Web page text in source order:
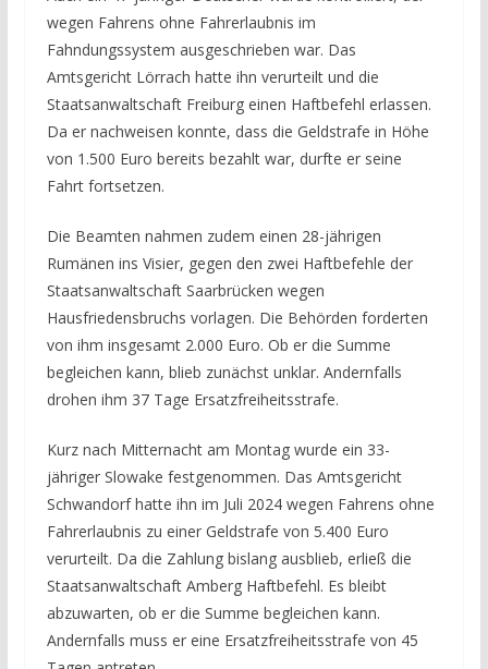
wegen Fahrens ohne Fahrerlaubnis im
Fahndungssystem ausgeschrieben war. Das
Amtsgericht Lörrach hatte ihn verurteilt und die
Staatsanwaltschaft Freiburg einen Haftbefehl erlassen.
Da er nachweisen konnte, dass die Geldstrafe in Höhe
von 1.500 Euro bereits bezahlt war, durfte er seine
Fahrt fortsetzen.
Die Beamten nahmen zudem einen 28-jährigen
Rumänen ins Visier, gegen den zwei Haftbefehle der
Staatsanwaltschaft Saarbrücken wegen
Hausfriedensbruchs vorlagen. Die Behörden forderten
von ihm insgesamt 2.000 Euro. Ob er die Summe
begleichen kann, blieb zunächst unklar. Andernfalls
drohen ihm 37 Tage Ersatzfreiheitsstrafe.
Kurz nach Mitternacht am Montag wurde ein 33-
jähriger Slowake festgenommen. Das Amtsgericht
Schwandorf hatte ihn im Juli 2024 wegen Fahrens ohne
Fahrerlaubnis zu einer Geldstrafe von 5.400 Euro
verurteilt. Da die Zahlung bislang ausblieb, erließ die
Staatsanwaltschaft Amberg Haftbefehl. Es bleibt
abzuwarten, ob er die Summe begleichen kann.
Andernfalls muss er eine Ersatzfreiheitsstrafe von 45